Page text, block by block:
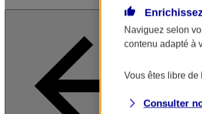
Naviguez selon
contenu adapté à
Vous êtes libre de
Consulter